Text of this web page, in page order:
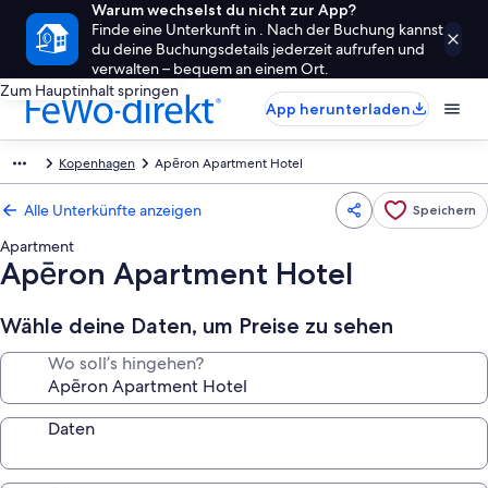
Warum wechselst du nicht zur App?
Finde eine Unterkunft in . Nach der Buchung kannst
du deine Buchungsdetails jederzeit aufrufen und
verwalten – bequem an einem Ort.
Zum Hauptinhalt springen
App herunterladen
Kopenhagen Apēron Apartment Hotel
Alle Unterkünfte anzeigen Speichern
Apartment
Apēron Apartment Hotel
Wähle deine Daten, um Preise zu sehen
Wo soll’s hingehen?
Daten